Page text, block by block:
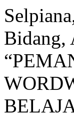
Bidang,